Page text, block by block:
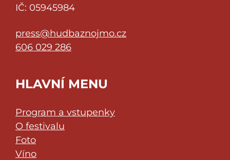
IČ: 05945984
press@hudbaznojmo.cz
606 029 286
HLAVNÍ MENU
Program a vstupenky
O festivalu
Foto
Víno